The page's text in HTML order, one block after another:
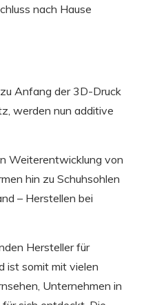
nach Hause
Anfang der 3D-Druck
werden nun additive
Weiterentwicklung von
hin zu Schuhsohlen
– Herstellen bei
Hersteller für
ist somit mit vielen
Unternehmen in